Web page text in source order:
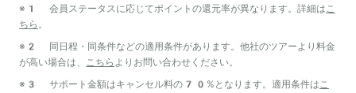
※1 会員ステータスに応じてポイントの還元率が異なります。詳細は こ
ちら 。
※2 同日程・同条件などの適用条件があります。他社のツアーより料金
が高い場合は、
こちら よりお問い合わせください。
※3 サポート金額はキャンセル料の70%となります。適用条件は こ